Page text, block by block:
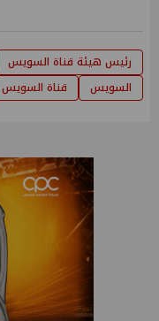
رئيس هيئة قناة السويس
السويس
قناة السويس